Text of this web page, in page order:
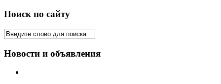
Поиск по сайту
Новости и объявления